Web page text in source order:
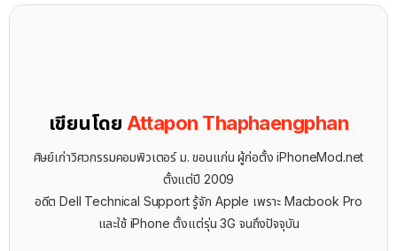
เขียนโดย Attapon Thaphaengphan
ศิษย์เก่าวิศวกรรมคอมพิวเตอร์ ม. ขอนแก่น ผู้ก่อตั้ง iPhoneMod.net
ตั้งแต่ปี 2009
อดีต Dell Technical Support รู้จัก ​Apple เพราะ Macbook Pro
และใช้ iPhone ตั้งแต่รุ่น 3G จนถึงปัจจุบัน